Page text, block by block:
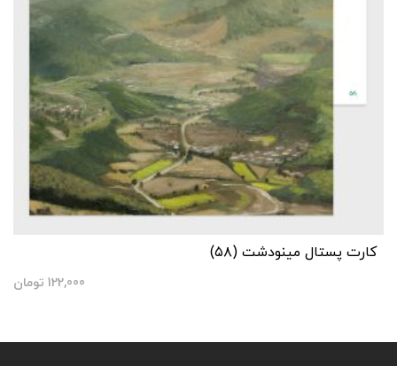
کارت پستال مینودشت (۵۸)
122,000 تومان